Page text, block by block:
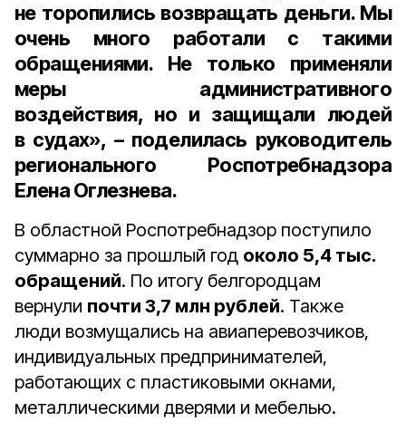
не торопились возвращать деньги. Мы
очень много работали с такими
обращениями. Не только применяли
меры административного
воздействия, но и защищали людей
в судах», – поделилась руководитель
регионального Роспотребнадзора
Елена Оглезнева.
В областной Роспотребнадзор поступило
суммарно за прошлый год около 5,4 тыс.
обращений. По итогу белгородцам
вернули почти 3,7 млн рублей. Также
люди возмущались на авиаперевозчиков,
индивидуальных предпринимателей,
работающих с пластиковыми окнами,
металлическими дверями и мебелью.